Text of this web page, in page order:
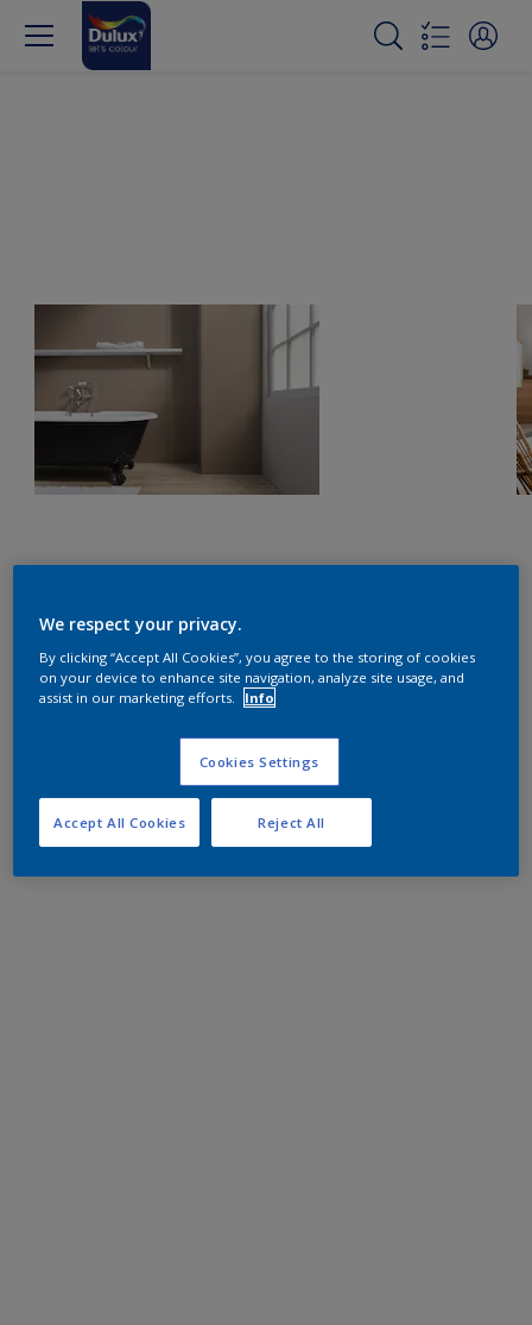
We respect your privacy.
By clicking “Accept All Cookies”, you agree to the storing of cookies
on your device to enhance site navigation, analyze site usage, and
assist in our marketing efforts.
Info
Cookies Settings
Reject All
Accept All Cookies